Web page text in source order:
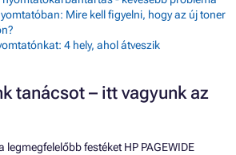
Mire kell figyelni, hogy az új toner
4 hely, ahol átveszik
tanácsot – itt vagyunk az
festéket HP PAGEWIDE